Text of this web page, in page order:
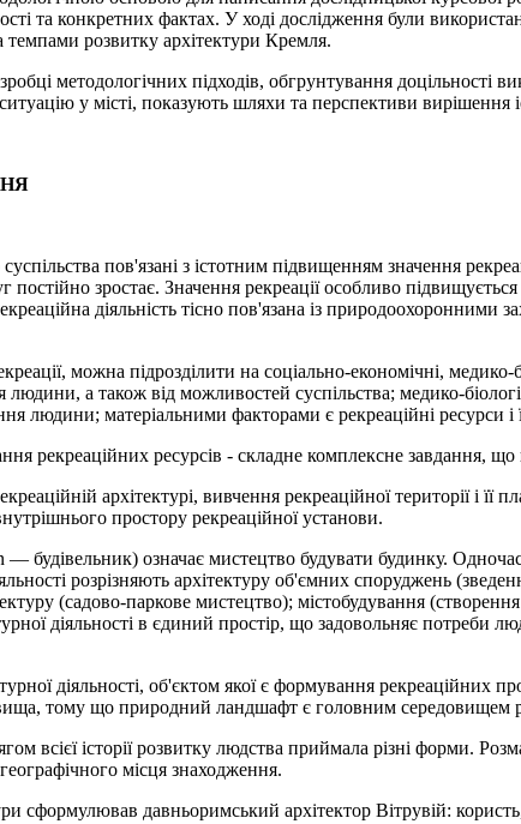
та конкретних фактах. У ході дослідження були
розвитку архітектури Кремля.
методологічних підходів, обгрунтування доцільності
у місті, показують шляхи та перспективи
пов'язані з істотним підвищенням значення
зростає. Значення рекреації особливо
діяльність тісно пов'язана із
можна підрозділити на соціально-економічні, медико-
людини, а також від можливостей суспільства; медико-
людини; матеріальними факторами є рекреаційні ресурси і
рекреаційних ресурсів - складне комплексне завдання,
архітектурі, вивчення рекреаційної території і її
простору рекреаційної установи.
будівельник) означає мистецтво будувати будинку.
розрізняють архітектуру об'ємних споруджень
(садово-паркове мистецтво); містобудування
діяльності в єдиний простір, що задовольняє
діяльності, об'єктом якої є формування рекреаційних
тому що природний ландшафт є головним середовищем
всієї історії розвитку людства приймала різні форми.
місця знаходження.
сформулював давньоримський архітектор Вітрувій: